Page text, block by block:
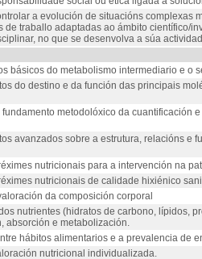
a evolución de situacións complexas
de traballo adaptadas ao ámbito científico/
no que se desenvolva a súa
básicos do metabolismo intermediario e o
do destino e da función das principais
metodolóxico da cuantificación
avanzados sobre a estrutura, relacións e
nutricionais para a intervención na
nutricionais de calidade hixiénico
da composición corporal
nutrientes (hidratos de carbono, lípidos,
absorción e metabolización.
hábitos alimentarios e a prevalencia de
nutricional individualizada.